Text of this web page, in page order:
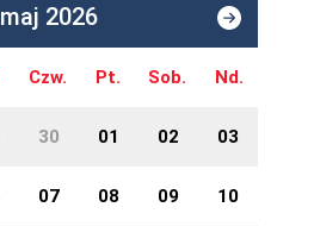
maj 2026
Czw. Pt. Sob. Nd.
30 01 02 03
07 08 09 10